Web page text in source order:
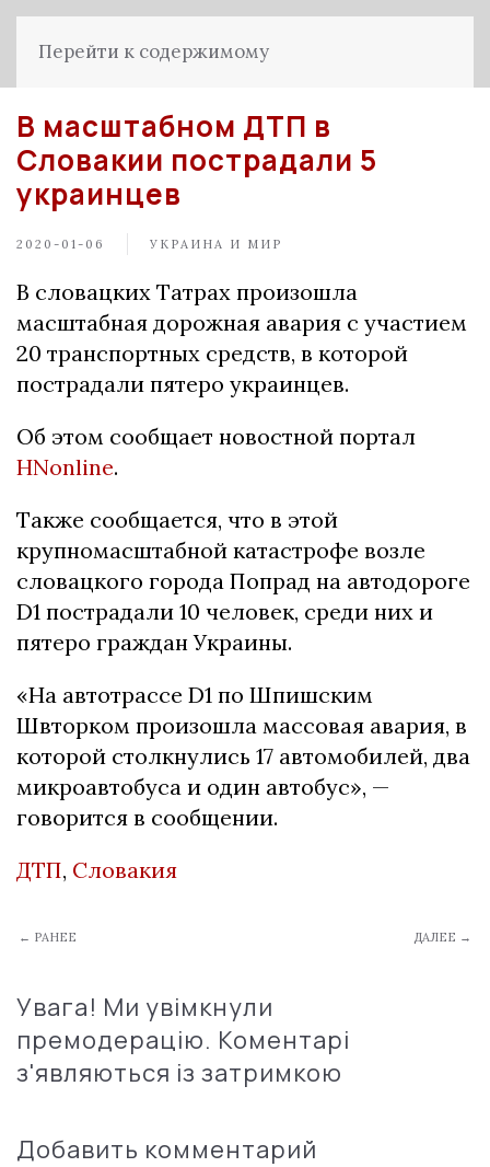
Перейти к содержимому
В масштабном ДТП в
Словакии пострадали 5
украинцев
2020-01-06 УКРАИНА И МИР
В словацких Татрах произошла
масштабная дорожная авария с участием
20 транспортных средств, в которой
пострадали пятеро украинцев.
Об этом сообщает новостной портал
HNonline.
Также сообщается, что в этой
крупномасштабной катастрофе возле
словацкого города Попрад на автодороге
D1 пострадали 10 человек, среди них и
пятеро граждан Украины.
«На автотрассе D1 по Шпишским
Швторком произошла массовая авария, в
которой столкнулись 17 автомобилей, два
микроавтобуса и один автобус», —
говорится в сообщении.
ДТП, Словакия
← РАНЕЕ ДАЛЕЕ →
Увага! Ми увімкнули
премодерацію. Коментарі
з'являються із затримкою
Добавить комментарий